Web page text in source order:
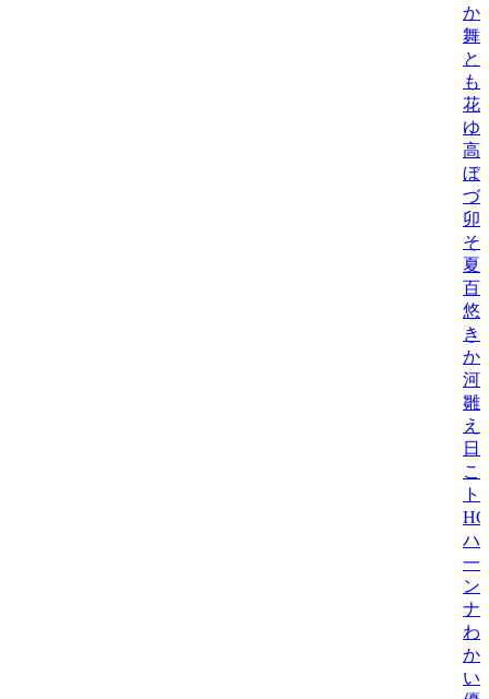
か/
舞/
と
も
花
ゆ
高
ぼ
づ
卯
そ
夏
百/
悠/
き
か/
河
雛
え
日
こ
ト
ハ
一/
ン
ナ
わ
か/
い